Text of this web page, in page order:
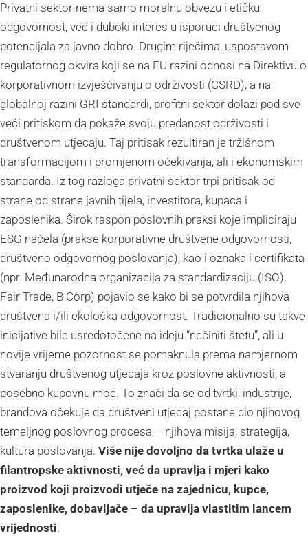
Privatni sektor nema samo moralnu obvezu i etičku
odgovornost, već i duboki interes u isporuci društvenog
potencijala za javno dobro. Drugim riječima, uspostavom
regulatornog okvira koji se na EU razini odnosi na Direktivu o
korporativnom izvješćivanju o održivosti (CSRD), a na
globalnoj razini GRI standardi, profitni sektor dolazi pod sve
veći pritiskom da pokaže svoju predanost održivosti i
društvenom utjecaju. Taj pritisak rezultiran je tržišnom
transformacijom i promjenom očekivanja, ali i ekonomskim
standarda. Iz tog razloga privatni sektor trpi pritisak od
strane od strane javnih tijela, investitora, kupaca i
zaposlenika. Širok raspon poslovnih praksi koje impliciraju
ESG načela (prakse korporativne društvene odgovornosti,
društveno odgovornog poslovanja), kao i oznaka i certifikata
(npr. Međunarodna organizacija za standardizaciju (ISO),
Fair Trade, B Corp) pojavio se kako bi se potvrdila njihova
društvena i/ili ekološka odgovornost. Tradicionalno su takve
inicijative bile usredotočene na ideju “nečiniti štetu”, ali u
novije vrijeme pozornost se pomaknula prema namjernom
stvaranju društvenog utjecaja kroz poslovne aktivnosti, a
posebno kupovnu moć. To znači da se od tvrtki, industrije,
brandova očekuje da društveni utjecaj postane dio njihovog
temeljnog poslovnog procesa – njihova misija, strategija,
kultura poslovanja. Više nije dovoljno da tvrtka ulaže u
filantropske aktivnosti, već da upravlja i mjeri kako
proizvod koji proizvodi utječe na zajednicu, kupce,
zaposlenike, dobavljače – da upravlja vlastitim lancem
vrijednosti.